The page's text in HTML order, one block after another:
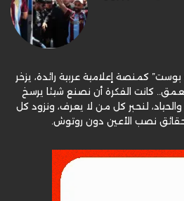
كمنصة إعلامية عربية رائدة، يزخر
كانت الفكرة أن نصنع شيئا يرسخ
لنحبر كل من لا يعرف، ونزود كل
نصب الأعين دون روتوش.